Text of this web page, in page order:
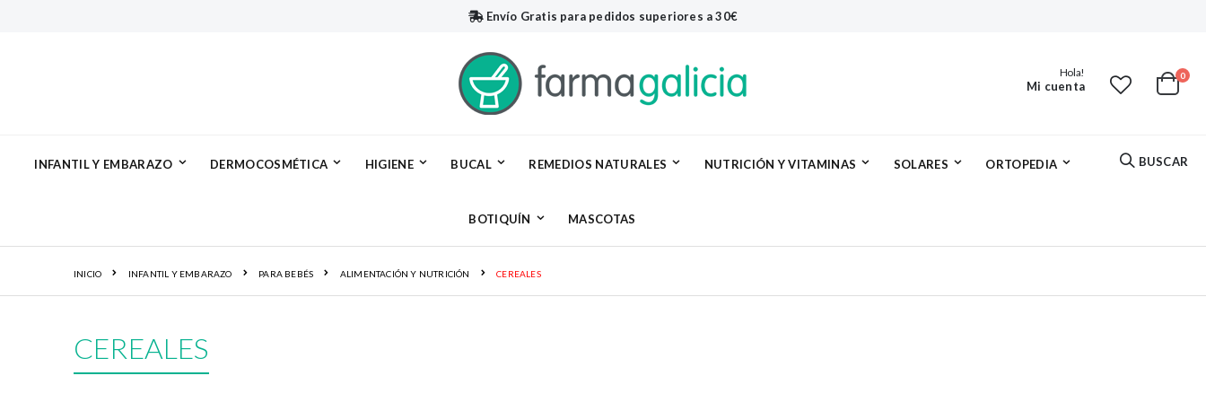
Envío Gratis para pedidos superiores a 30€
Hola!
Mi cuenta
BUSCAR
Cart
0
INFANTIL Y EMBARAZO DERMOCOSMÉTICA HIGIENE BUCAL REMEDIOS NATURALES NUTRICIÓN Y VITAMINAS SOLARES ORTOPEDIA
BOTIQUÍN MASCOTAS
INICIO INFANTIL Y EMBARAZO PARA BEBÉS ALIMENTACIÓN Y NUTRICIÓN CEREALES
CEREALES